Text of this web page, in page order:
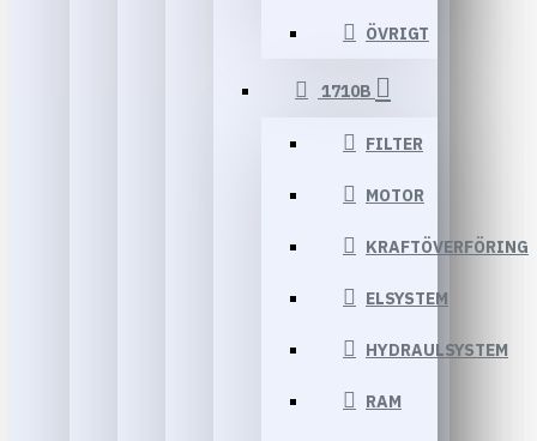
ÖVRIGT
1710B
FILTER
MOTOR
KRAFTÖVERFÖRING
ELSYSTEM
HYDRAULSYSTEM
RAM